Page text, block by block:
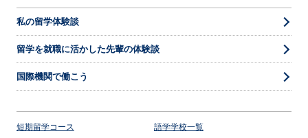
私の留学体験談
留学を就職に活かした先輩の体験談
国際機関で働こう
短期留学コース
語学学校一覧